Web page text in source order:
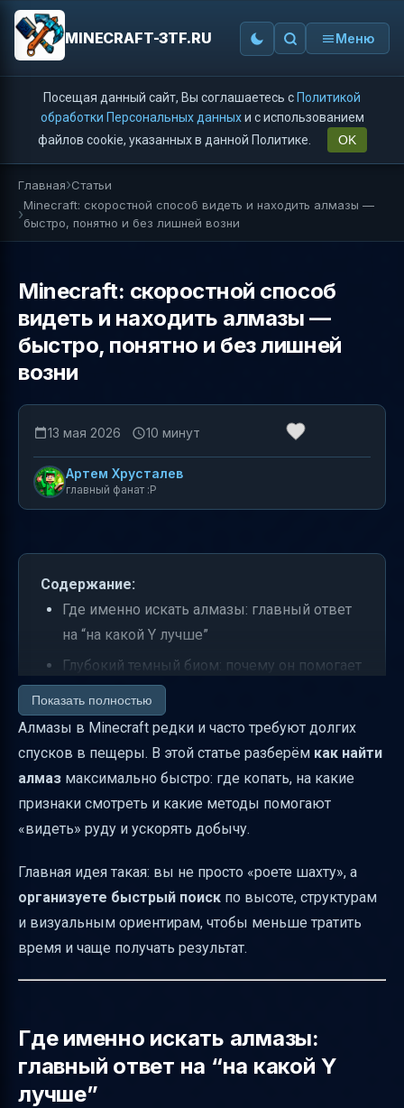
MINECRAFT-3TF.RU Меню
Посещая данный сайт, Вы соглашаетесь с Политикой
обработки Персональных данныхи с использованием
файлов cookie, указанных в данной Политике.
OK
Главная Статьи
Minecraft: скоростной способ видеть и находить алмазы —
быстро, понятно и без лишней возни
Minecraft: скоростной способ
видеть и находить алмазы —
быстро, понятно и без лишней
возни
13 мая 2026 10 минут
Артем Хрусталев
главный фанат :P
Содержание:
Где именно искать алмазы: главный ответ
на “на какой Y лучше”
Глубокий темный биом: почему он помогает
“увидеть алмазы” быстрее
Древние города: как структуры дают
алмазы почти без «случайного» копания
Подземные окаменелости: когда
«обычные» места превращаются в шанс на
алмазы
сделать процесс автоматизированным
Прочесывание шахт Бэдлендса: добыча “по
ходу дела”
осмысленно и безопасно по подходу
Minecraft 1.17 и редкость: что делать, если
Показать полностью
Алмазы в Minecraft редки и часто требуют долгих
спусков в пещеры. В этой статье разберём как найти
алмаз максимально быстро: где копать, на какие
признаки смотреть и какие методы помогают
«видеть» руду и ускорять добычу.
Главная идея такая: вы не просто «роете шахту», а
организуете быстрый поиск по высоте, структурам
и визуальным ориентирам, чтобы меньше тратить
время и чаще получать результат.
Где именно искать алмазы:
главный ответ на “на какой Y
лучше”